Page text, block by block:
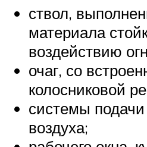
ствол,
материала
воздействию
очаг, со
колосниковой
системы
воздуха;